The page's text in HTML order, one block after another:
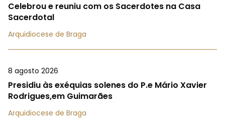
Celebrou e reuniu com os Sacerdotes na Casa
Sacerdotal
Arquidiocese de Braga
8 agosto 2026
Presidiu às exéquias solenes do P.e Mário Xavier
Rodrigues,em Guimarães
Arquidiocese de Braga